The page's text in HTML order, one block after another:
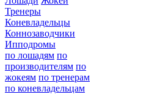
Тренеры
Коневладельцы
Коннозаводчики
Ипподромы
по лошадям по
производителям по
жокеям по тренерам
по коневладельцам